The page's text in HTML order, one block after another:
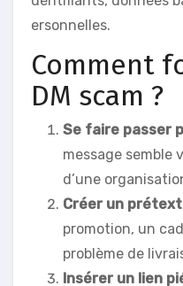
ersonnelles.
Comment
DM scam ?
Se faire passer
message semble
d’une
Créer un
promotion, un
problème de
Insérer un lien